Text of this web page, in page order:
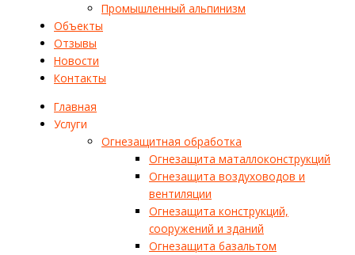
Промышленный альпинизм
Объекты
Отзывы
Новости
Контакты
Главная
Услуги
Огнезащитная обработка
Огнезащита маталлоконструкций
Огнезащита воздуховодов и
вентиляции
Огнезащита конструкций,
сооружений и зданий
Огнезащита базальтом